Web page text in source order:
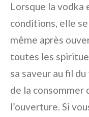
Lorsque la vodka
conditions, elle
même après
toutes les
sa saveur au fil
de la consommer
l’ouverture. Si